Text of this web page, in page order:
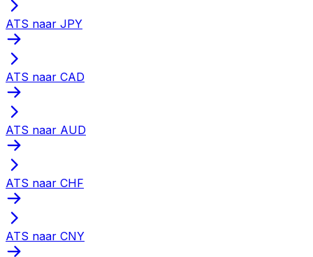
ATS naar JPY
ATS naar CAD
ATS naar AUD
ATS naar CHF
ATS naar CNY